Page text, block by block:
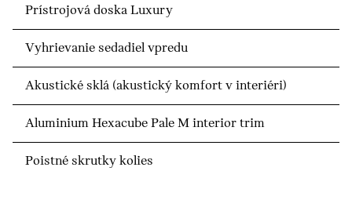
Prístrojová doska Luxury
Vyhrievanie sedadiel vpredu
Akustické sklá (akustický komfort v interiéri)
Aluminium Hexacube Pale M interior trim
Poistné skrutky kolies